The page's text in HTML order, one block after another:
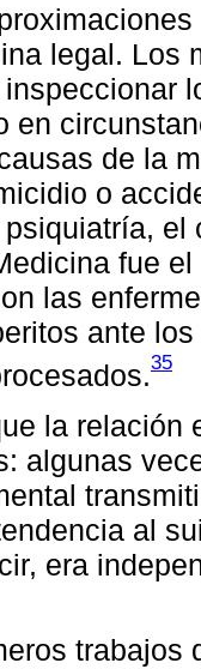
legal. Los
en
de la
o
fue
las
ante
35
la relación
algunas
al
era
trabajos